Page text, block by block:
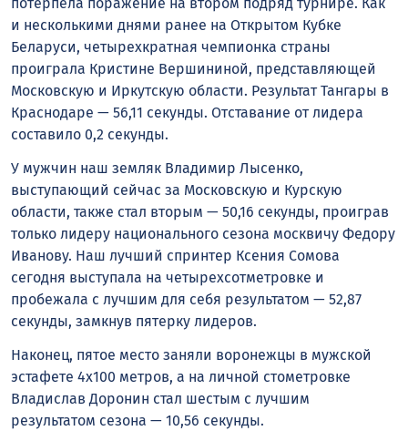
потерпела поражение на втором подряд турнире. Как
и несколькими днями ранее на Открытом Кубке
Беларуси, четырехкратная чемпионка страны
проиграла Кристине Вершининой, представляющей
Московскую и Иркутскую области. Результат Тангары в
Краснодаре — 56,11 секунды. Отставание от лидера
составило 0,2 секунды.
У мужчин наш земляк Владимир Лысенко,
выступающий сейчас за Московскую и Курскую
области, также стал вторым — 50,16 секунды, проиграв
только лидеру национального сезона москвичу Федору
Иванову. Наш лучший спринтер Ксения Сомова
сегодня выступала на четырехсотметровке и
пробежала с лучшим для себя результатом — 52,87
секунды, замкнув пятерку лидеров.
Наконец, пятое место заняли воронежцы в мужской
эстафете 4х100 метров, а на личной стометровке
Владислав Доронин стал шестым с лучшим
результатом сезона — 10,56 секунды.